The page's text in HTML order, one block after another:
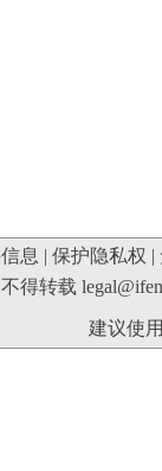
息 | 保护隐私权 |
得转载
建议使